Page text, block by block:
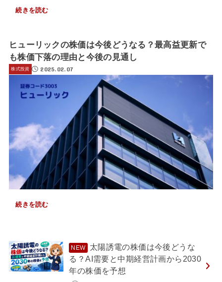
続きを読む
ヒューリックの株価は今後どうなる？最高益更新で
も株価下落の理由と今後の見通し
株式投資 2025.02.07
続きを読む
太陽誘電の株価は今後どうな
る？AI需要と中期経営計画から2030
年の株価を予想